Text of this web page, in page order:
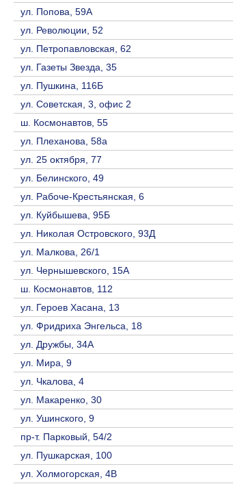
ул. Попова, 59А
ул. Революции, 52
ул. Петропавловская, 62
ул. Газеты Звезда, 35
ул. Пушкина, 116Б
ул. Советская, 3, офис 2
ш. Космонавтов, 55
ул. Плеханова, 58а
ул. 25 октября, 77
ул. Белинского, 49
ул. Рабоче-Крестьянская, 6
ул. Куйбышева, 95Б
ул. Николая Островского, 93Д
ул. Малкова, 26/1
ул. Чернышевского, 15А
ш. Космонавтов, 112
ул. Героев Хасана, 13
ул. Фридриха Энгельса, 18
ул. Дружбы, 34А
ул. Мира, 9
ул. Чкалова, 4
ул. Макаренко, 30
ул. Ушинского, 9
пр-т. Парковый, 54/2
ул. Пушкарская, 100
ул. Холмогорская, 4В